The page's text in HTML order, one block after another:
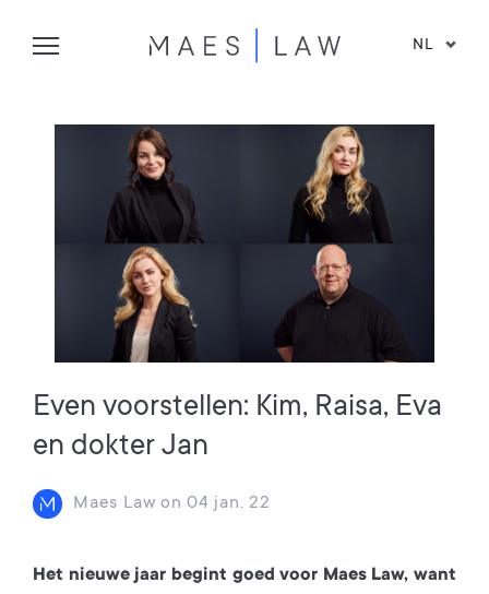
NL
Even voorstellen: Kim, Raisa, Eva
en dokter Jan
Maes Law on 04 jan. 22
Het nieuwe jaar begint goed voor Maes Law, want